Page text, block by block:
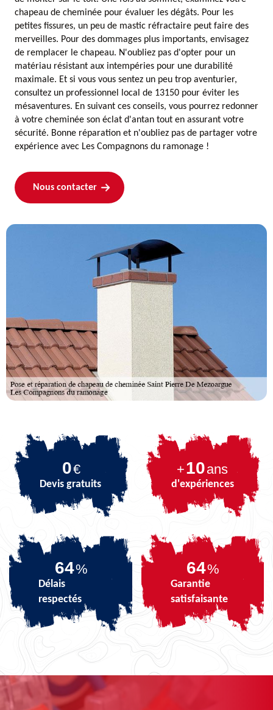
chapeau de cheminée pour évaluer les dégâts. Pour les
petites fissures, un peu de mastic réfractaire peut faire des
merveilles. Pour des dommages plus importants, envisagez
de remplacer le chapeau. N'oubliez pas d'opter pour un
matériau résistant aux intempéries pour une durabilité
maximale. Et si vous vous sentez un peu trop aventurier,
consultez un professionnel local de 13150 pour éviter les
mésaventures. En suivant ces conseils, vous pourrez redonner
à votre cheminée son éclat d'antan tout en assurant votre
sécurité. Bonne réparation et n'oubliez pas de partager votre
expérience avec Les Compagnons du ramonage !
Nous contacter
0€
Devis gratuits
+10ans
d'expériences
78%
Délais
respectés
78%
Garantie
satisfaisante